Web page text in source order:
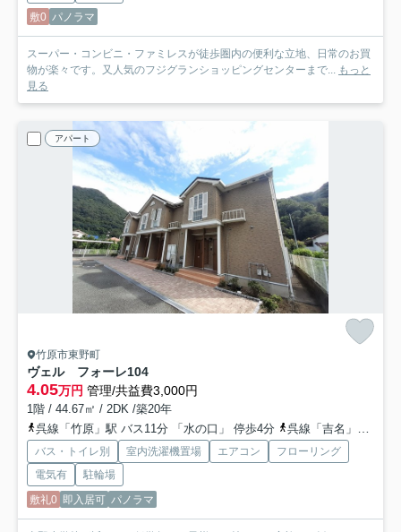
敷0 パノラマ
スーパー・コンビニ・ファミレスが徒歩圏内の便利な立地、日常のお買
物が楽々です。又人気のフジグランショッピングセンターまで... もっと
見る
アパート
竹原市東野町
ヴェル フォーレ104
4.05万円 管理/共益費3,000円
1階 / 44.67㎡ / 2DK /築20年
呉線「竹原」駅 バス11分 「水の口」 停歩4分
呉線「吉名」駅 徒歩103分
バス・トイレ別 室内洗濯機置場 エアコン
フローリング
電気有
駐輪場
敷礼0 即入居可 パノラマ